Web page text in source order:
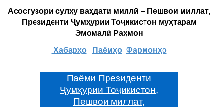
Асосгузори сулҳу ваҳдати миллӣ – Пешвои миллат,
Президенти Ҷумҳурии Тоҷикистон муҳтарам
Эмомалӣ Раҳмон
Хабарҳо Паёмҳо Фармонҳо
Паёми Президенти
Ҷумҳурии Тоҷикистон,
Пешвои миллат,